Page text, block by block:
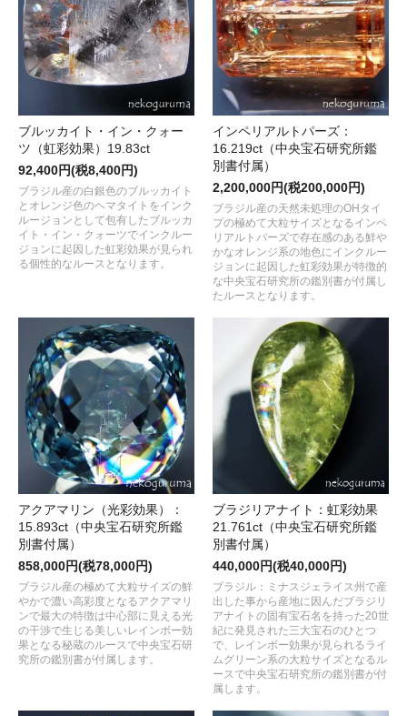
ブルッカイト・イン・クォー
ツ（虹彩効果）19.83ct
92,400円(税8,400円)
ブラジル産の白銀色のブルッカイト
とオレンジ色のヘマタイトをインク
ルージョンとして包有したブルッカ
イト・イン・クォーツでインクルー
ジョンに起因した虹彩効果が見られ
る個性的なルースとなります。
インペリアルトパーズ：
16.219ct（中央宝石研究所鑑
別書付属）
2,200,000円(税200,000円)
ブラジル産の天然未処理のOHタイ
プの極めて大粒サイズとなるインペ
リアルトパーズで存在感のある鮮や
かなオレンジ系の地色にインクルー
ジョンに起因した虹彩効果が特徴的
な中央宝石研究所の鑑別書が付属し
たルースとなります。
アクアマリン（光彩効果）：
15.893ct（中央宝石研究所鑑
別書付属）
858,000円(税78,000円)
ブラジル産の極めて大粒サイズの鮮
やかで濃い高彩度となるアクアマリ
ンで最大の特徴は中心部に見える光
の干渉で生じる美しいレインボー効
果となる秘蔵のルースで中央宝石研
究所の鑑別書が付属します。
ブラジリアナイト：虹彩効果
21.761ct（中央宝石研究所鑑
別書付属）
440,000円(税40,000円)
ブラジル：ミナスジェライス州で産
出した事から産地に因んだブラジリ
アナイトの固有宝石名を持った20世
紀に発見された三大宝石のひとつ
で、レインボー効果が見られるライ
ムグリーン系の大粒サイズとなるル
ースで中央宝石研究所の鑑別書が付
属します。